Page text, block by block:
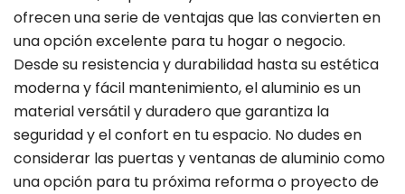
ofrecen una serie de ventajas que las convierten en
una opción excelente para tu hogar o negocio.
Desde su resistencia y durabilidad hasta su estética
moderna y fácil mantenimiento, el aluminio es un
material versátil y duradero que garantiza la
seguridad y el confort en tu espacio. No dudes en
considerar las puertas y ventanas de aluminio como
una opción para tu próxima reforma o proyecto de